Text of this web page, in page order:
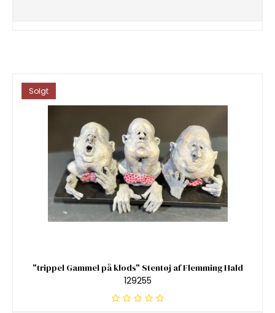
Solgt
"trippel Gammel på klods" Stentøj af Flemming Hald
129255